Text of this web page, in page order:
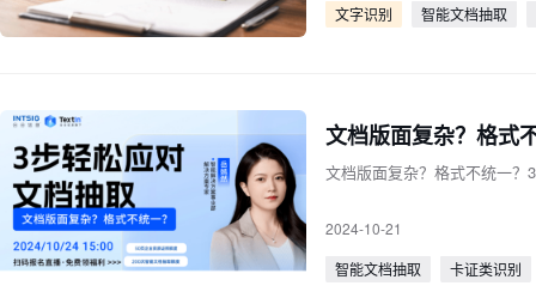
文字识别
智能文档抽取
文档版面复杂？格式
文档版面复杂？格式不统一？
2024-10-21
智能文档抽取
卡证类识别